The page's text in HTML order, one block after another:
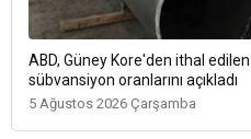
ABD, Güney Kore'den ithal
sübvansiyon oranlarını açıkladı
5 Ağustos 2026 Çarşamba